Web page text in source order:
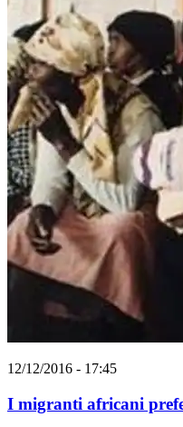
12/12/2016 - 17:45
I migranti africani